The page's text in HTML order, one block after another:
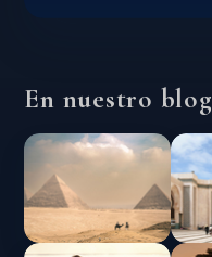
En nuestro blog